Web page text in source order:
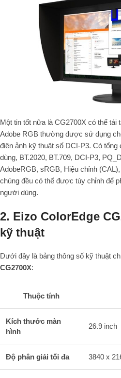
Một tin tốt nữa là CG2700X có thể tái
Adobe RGB thường được sử dụng
điện ảnh kỹ thuật số DCI-P3. Có tổng
dùng, BT.2020, BT.709, DCI-P3,
AdobeRGB, sRGB, Hiệu chỉnh
chúng đều có thể được tùy chỉnh để
người dùng.
2. Eizo ColorEdge
kỹ thuật
Dưới đây là bảng thông số kỹ thuật
CG2700X:
Thuộc tính
Kích thước màn
hình
26.9 inch
Độ phân giải tối đa 3840 x